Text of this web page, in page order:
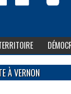
À VERNON